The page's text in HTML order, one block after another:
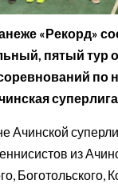
«Рекорд»
пятый тур
по
Ачинской
из
Боготольского,